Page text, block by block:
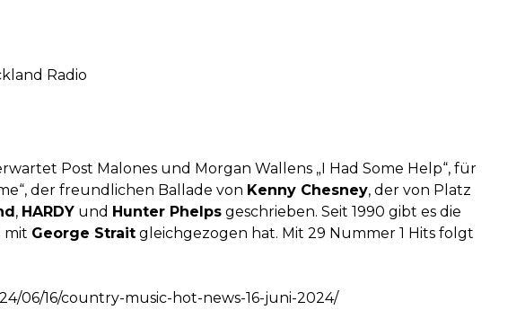
Radio
Post Malones und Morgan Wallens „I Had Some Help“, für
der freundlichen Ballade von Kenny Chesney, der von Platz
, HARDY und Hunter Phelps geschrieben. Seit 1990 gibt es die
mit George Strait gleichgezogen hat. Mit 29 Nummer 1 Hits folgt
06/16/country-music-hot-news-16-juni-2024/